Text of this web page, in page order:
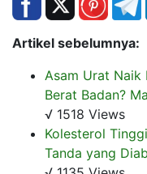
Artikel sebelumnya:
Asam Urat Naik
Berat Badan?
√ 1518 Views
Kolesterol
Tanda yang